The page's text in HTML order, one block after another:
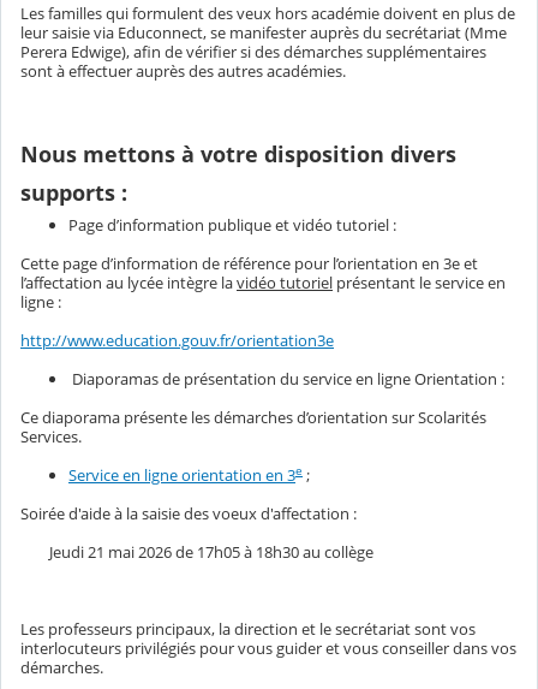
Les familles qui formulent des veux hors académie doivent en plus de
leur saisie via Educonnect, se manifester auprès du secrétariat (Mme
Perera Edwige), afin de vérifier si des démarches supplémentaires
sont à effectuer auprès des autres académies.
Nous mettons à votre disposition divers
supports :
Page d’information publique et vidéo tutoriel :
Cette page d’information de référence pour l’orientation en 3e et
l’affectation au lycée intègre lavidéo tutoriel présentant le service en
ligne :
http://www.education.gouv.fr/orientation3e
Diaporamas de présentation du service en ligne Orientation :
Ce diaporama présente les démarches d’orientation sur Scolarités
Services.
Service en ligne orientation en 3e ;
Soirée d'aide à la saisie des voeux d'affectation :
Jeudi 21 mai 2026 de 17h05 à 18h30 au collège
Les professeurs principaux, la direction et le secrétariat sont vos
interlocuteurs privilégiés pour vous guider et vous conseiller dans vos
démarches.